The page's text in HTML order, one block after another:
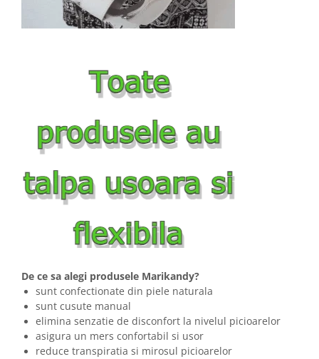
De ce sa alegi produsele Marikandy?
sunt confectionate din piele naturala
sunt cusute manual
elimina senzatie de disconfort la nivelul picioarelor
asigura un mers confortabil si usor
reduce transpiratia si mirosul picioarelor